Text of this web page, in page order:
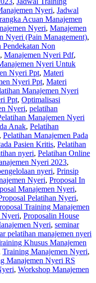
Nyeri, Jadwal
Acuan Manajemen
Nyeri, Manajemen
Nyeri (Pain Management),
Non
, Manajemen Nyeri Pdf,
Nyeri Untuk
Nyeri Ppt, Materi
Nyeri Ppt, Materi
Manajemen Nyeri
Ppt, Optimalisasi
Nyeri, pelatihan
Manajemen Nyeri
Anak, Pelatihan
Pelatihan Manajemen Pada
Pasien Kritis, Pelatihan
nyeri, Pelatihan Online
Nyeri 2023,
nyeri, Prinsip
Nyeri, Proposal In
Manajemen Nyeri,
Pelatihan Nyeri,
Training Manajemen
Nyeri, Proposalin House
Nyeri, seminar
pelatihan manajemen nyeri
Khusus Manajemen
Training Manajemen Nyeri,
Manajemen Nyeri RS
, Workshop Manajemen